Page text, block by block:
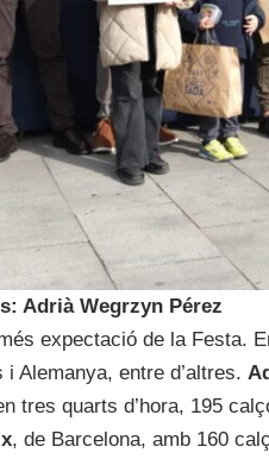
Adrià Wegrzyn Pérez
expectació de la Festa.
Alemanya, entre d’altres.
tres quarts d’hora, 195
, de Barcelona, amb 160